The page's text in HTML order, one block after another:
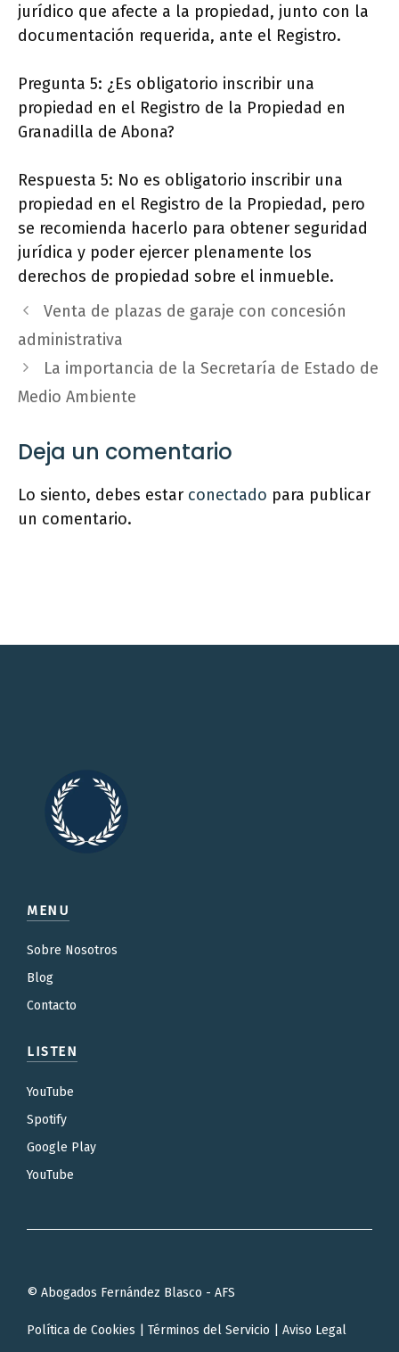
jurídico que afecte a la propiedad, junto con la
documentación requerida, ante el Registro.
Pregunta 5: ¿Es obligatorio inscribir una
propiedad en el Registro de la Propiedad en
Granadilla de Abona?
Respuesta 5: No es obligatorio inscribir una
propiedad en el Registro de la Propiedad, pero
se recomienda hacerlo para obtener seguridad
jurídica y poder ejercer plenamente los
derechos de propiedad sobre el inmueble.
Venta de plazas de garaje con concesión
administrativa
La importancia de la Secretaría de Estado de
Medio Ambiente
Deja un comentario
Lo siento, debes estar conectado para publicar
un comentario.
MENU
Sobre Nosotros
Blog
Contacto
LISTEN
YouTube
Spotify
Google Play
YouTube
© Abogados Fernández Blasco - AFS
Política de Cookies Términos del Servicio Aviso Legal